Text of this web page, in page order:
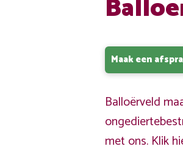
Maak een
Balloërveld
met ons. Klik